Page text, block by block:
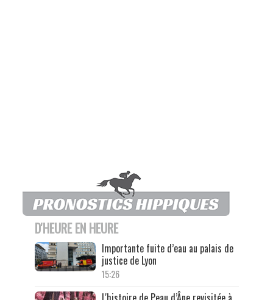
D'HEURE EN HEURE
Importante fuite d’eau au palais de
justice de Lyon
15:26